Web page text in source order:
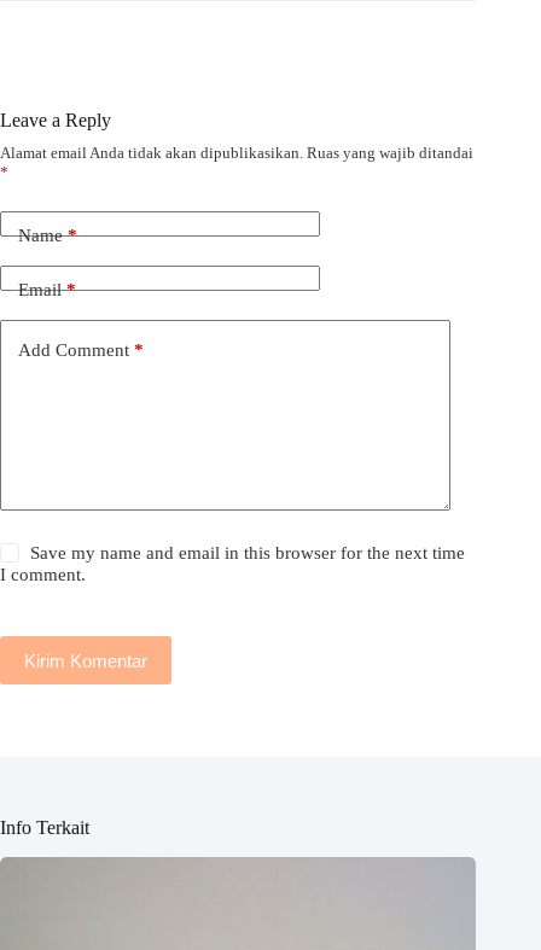
Leave a Reply
Alamat email Anda tidak akan dipublikasikan. Ruas yang wajib ditandai
*
Name*
Email*
Add Comment *
Save my name and email in this browser for the next time
I comment.
Kirim Komentar
Info Terkait